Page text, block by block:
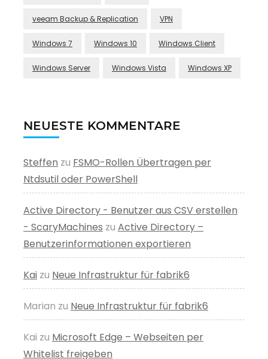
veeam Backup & Replication VPN
Windows 7 Windows 10 Windows Client
Windows Server Windows Vista Windows XP
NEUESTE KOMMENTARE
Steffen zu FSMO-Rollen Übertragen per
Ntdsutil oder PowerShell
Active Directory - Benutzer aus CSV erstellen
- ScaryMachines zu Active Directory –
Benutzerinformationen exportieren
Kai zu Neue Infrastruktur für fabrik6
Marian zu Neue Infrastruktur für fabrik6
Kai zu Microsoft Edge – Webseiten per
Whitelist freigeben